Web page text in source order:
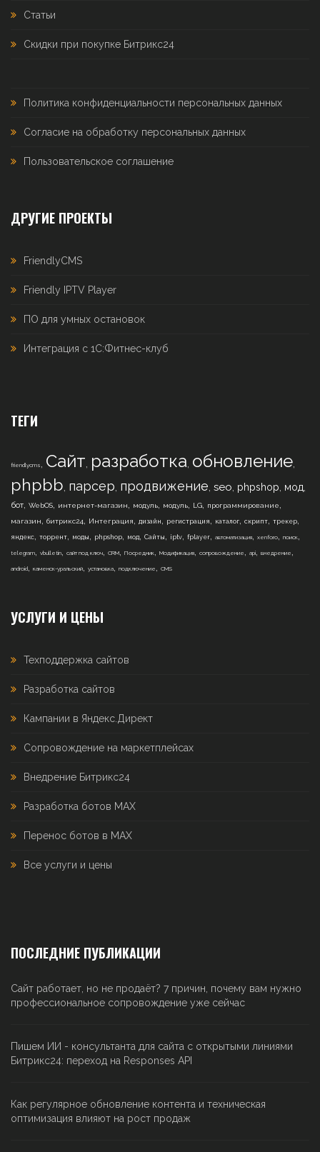
Статьи
Скидки при покупке Битрикс24
Политика конфиденциальности персональных данных
Согласие на обработку персональных данных
Пользовательское соглашение
ДРУГИЕ ПРОЕКТЫ
FriendlyCMS
Friendly IPTV Player
ПО для умных остановок
Интеграция с 1С:Фитнес-клуб
ТЕГИ
friendlycms , Сайт, разработка, обновление,
phpbb, парсер, продвижение, seo, phpshop, мод,
бот, WebOS, интернет-магазин, модуль, модуль, LG, программирование,
магазин, битрикс24, Интеграция, дизайн , регистрация , каталог, скрипт, трекер,
яндекс, торрент, моды , phpshop, мод, Сайты , iptv, fplayer, автоматизация, xenforo, поиск,
telegram, vbulletin, сайт под ключ, CRM, Посредник, Модификация, сопровождение , api, внедрение ,
android, каменск-уральский, установка, подключение , CMS
УСЛУГИ И ЦЕНЫ
Техподдержка сайтов
Разработка сайтов
Кампании в Яндекс.Директ
Сопровождение на маркетплейсах
Внедрение Битрикс24
Разработка ботов MAX
Перенос ботов в MAX
Все услуги и цены
ПОСЛЕДНИЕ ПУБЛИКАЦИИ
Сайт работает, но не продаёт? 7 причин, почему вам нужно
профессиональное сопровождение уже сейчас
Пишем ИИ - консультанта для сайта с открытыми линиями
Битрикс24: переход на Responses API
Как регулярное обновление контента и техническая
оптимизация влияют на рост продаж